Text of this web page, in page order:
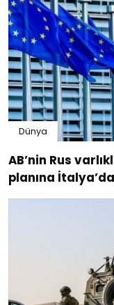
Dünya
AB’nin Rus
planına
risk” diyerek